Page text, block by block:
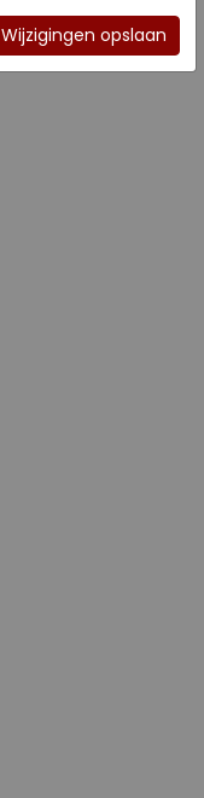
Wijzigingen opslaan